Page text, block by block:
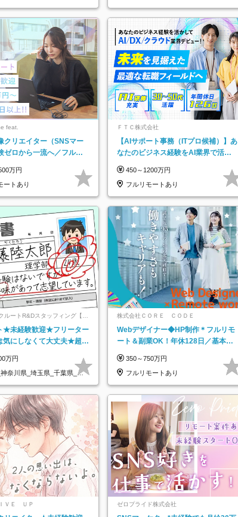
feat.
クリエイター（SNSマー
ゼロから一流へ／フルリ
万円
ートあり
ＦＴＣ株式会社
【AIサポート事務（ITプロ候補）】あ
なたのビジネス経験をAI業界で活か
450～1200万円
フルリモートあり
ルートR&Dスタッフィング【リ
ープ】
★未経験歓迎★フリーター
気にしなくて大丈夫★超大
万円
奈川県_埼玉県_千葉県_大
株式会社ＣＯＲＥ ＣＯＤＥ
Webデザイナー◆HP制作＊フルリモ
ート＆副業OK！年休128日／基本定
350～750万円
フルリモートあり
ＶＥ ＵＰ ゼロプライド株式会社